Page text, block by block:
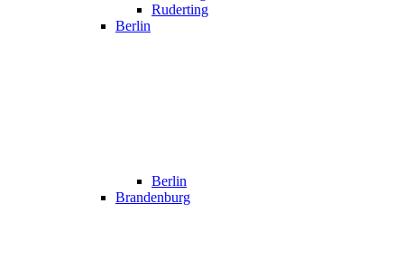
Ruderting
Berlin
Berlin
Brandenburg